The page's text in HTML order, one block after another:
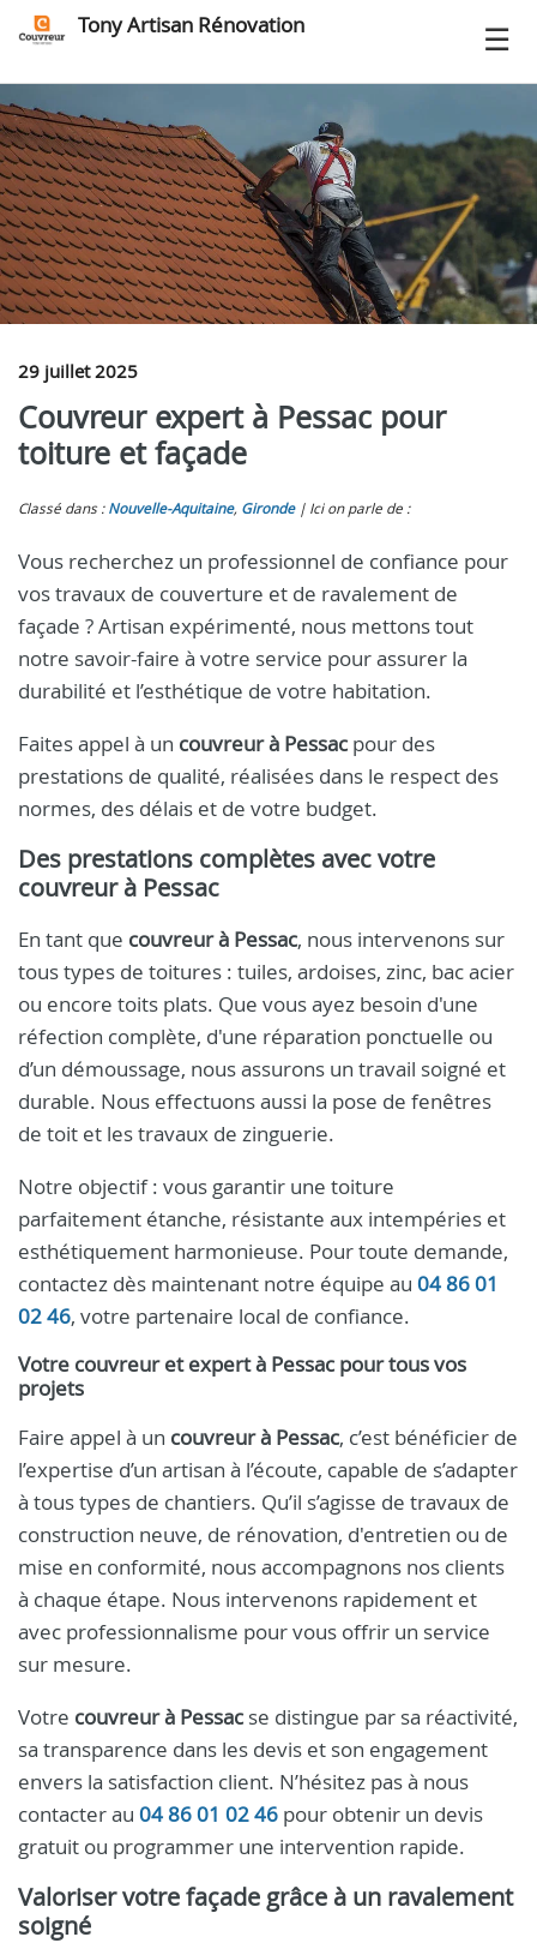
Tony Artisan Rénovation
29 juillet 2025
Couvreur expert à Pessac pour
toiture et façade
Classé dans : Nouvelle-Aquitaine, Gironde Ici on parle de :
Vous recherchez un professionnel de confiance pour
vos travaux de couverture et de ravalement de
façade ? Artisan expérimenté, nous mettons tout
notre savoir-faire à votre service pour assurer la
durabilité et l’esthétique de votre habitation.
Faites appel à un couvreur à Pessac pour des
prestations de qualité, réalisées dans le respect des
normes, des délais et de votre budget.
Des prestations complètes avec votre
couvreur à Pessac
En tant que couvreur à Pessac, nous intervenons sur
tous types de toitures : tuiles, ardoises, zinc, bac acier
ou encore toits plats. Que vous ayez besoin d'une
réfection complète, d'une réparation ponctuelle ou
d’un démoussage, nous assurons un travail soigné et
durable. Nous effectuons aussi la pose de fenêtres
de toit et les travaux de zinguerie.
Notre objectif : vous garantir une toiture
parfaitement étanche, résistante aux intempéries et
esthétiquement harmonieuse. Pour toute demande,
contactez dès maintenant notre équipe au 04 86 01
02 46, votre partenaire local de confiance.
Votre couvreur et expert à Pessac pour tous vos
projets
Faire appel à un couvreur à Pessac, c’est bénéficier de
l’expertise d’un artisan à l’écoute, capable de s’adapter
à tous types de chantiers. Qu’il s’agisse de travaux de
construction neuve, de rénovation, d'entretien ou de
mise en conformité, nous accompagnons nos clients
à chaque étape. Nous intervenons rapidement et
avec professionnalisme pour vous offrir un service
sur mesure.
Votre couvreur à Pessac se distingue par sa réactivité,
sa transparence dans les devis et son engagement
envers la satisfaction client. N’hésitez pas à nous
contacter au 04 86 01 02 46 pour obtenir un devis
gratuit ou programmer une intervention rapide.
Valoriser votre façade grâce à un ravalement
soigné